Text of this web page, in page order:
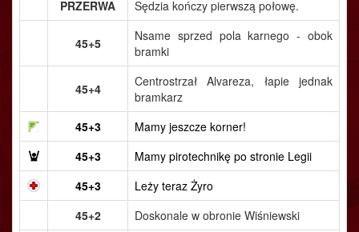
PRZERWA
Sędzia kończy pierwszą połowę.
45+5
Nsame sprzed pola karnego - obok
bramki
45+4
Centrostrzał Alvareza, łapie jednak
bramkarz
45+3
Mamy jeszcze korner!
45+3
Mamy pirotechnikę po stronie Legii
45+3
Leży teraz Żyro
45+2
Doskonale w obronie Wiśniewski